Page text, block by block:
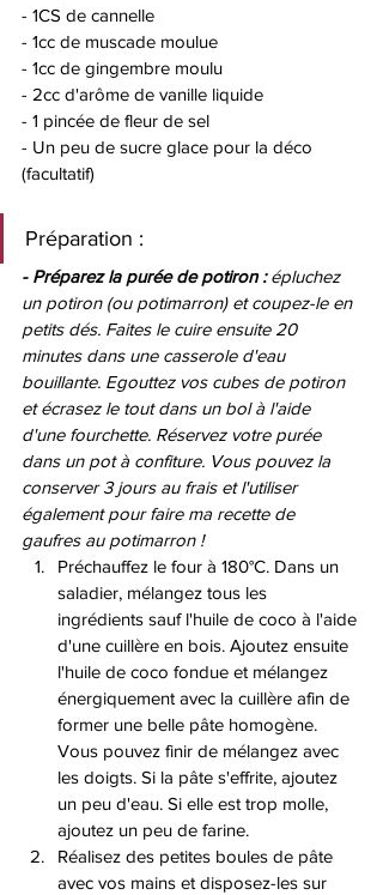
- 1CS de cannelle
- 1cc de muscade moulue
- 1cc de gingembre moulu
- 2cc d'arôme de vanille liquide
- 1 pincée de fleur de sel
- Un peu de sucre glace pour la déco
(facultatif)
Préparation :
- Préparez la purée de potiron : épluchez
un potiron (ou potimarron) et coupez-le en
petits dés. Faites le cuire ensuite 20
minutes dans une casserole d'eau
bouillante. Egouttez vos cubes de potiron
et écrasez le tout dans un bol à l'aide
d'une fourchette. Réservez votre purée
dans un pot à confiture. Vous pouvez la
conserver 3 jours au frais et l'utiliser
également pour faire ma recette de
gaufres au potimarron !
Préchauffez le four à 180°C. Dans un
saladier, mélangez tous les
ingrédients sauf l'huile de coco à l'aide
d'une cuillère en bois. Ajoutez ensuite
l'huile de coco fondue et mélangez
énergiquement avec la cuillère afin de
former une belle pâte homogène.
Vous pouvez finir de mélangez avec
les doigts. Si la pâte s'effrite, ajoutez
un peu d'eau. Si elle est trop molle,
ajoutez un peu de farine.
Réalisez des petites boules de pâte
avec vos mains et disposez-les sur